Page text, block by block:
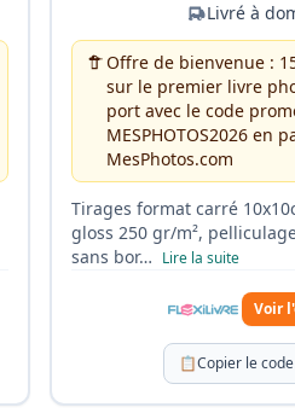
Livré à
Offre de bienvenue :
sur le premier livre
port avec le code
MESPHOTOS2026 en
MesPhotos.com
Tirages format carré
gloss 250 gr/m²,
sans bor… Lire la suite
Voir
📋Copier le